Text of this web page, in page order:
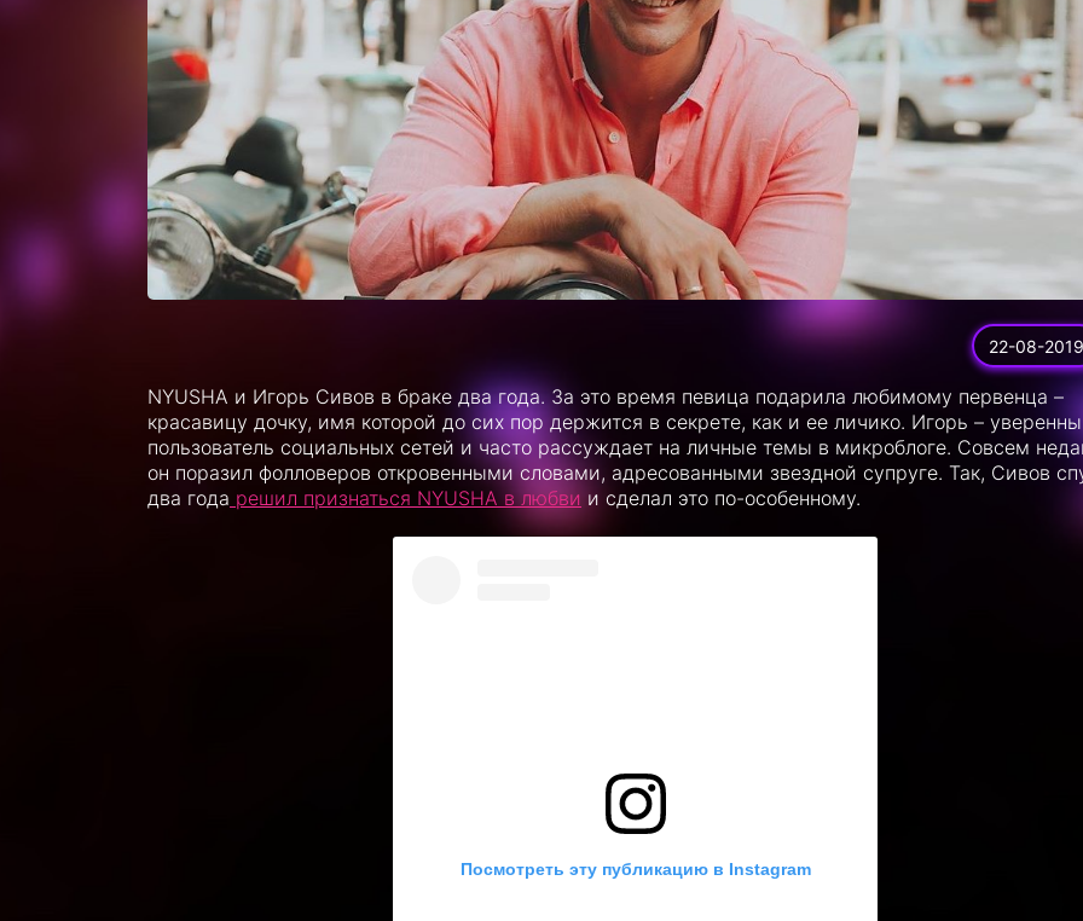
22-08-2019
NYUSHA и Игорь Сивов в браке два года. За это время певица подарила любимому первенца –
красавицу дочку, имя которой до сих пор держится в секрете, как и ее личико. Игорь –
пользователь социальных сетей и часто рассуждает на личные темы в микроблоге. Совсем
он поразил фолловеров откровенными словами, адресованными звездной супруге. Так, Сивов
два года решил признаться NYUSHA в любви и сделал это по-особенному.
Посмотреть эту публикацию в Instagram